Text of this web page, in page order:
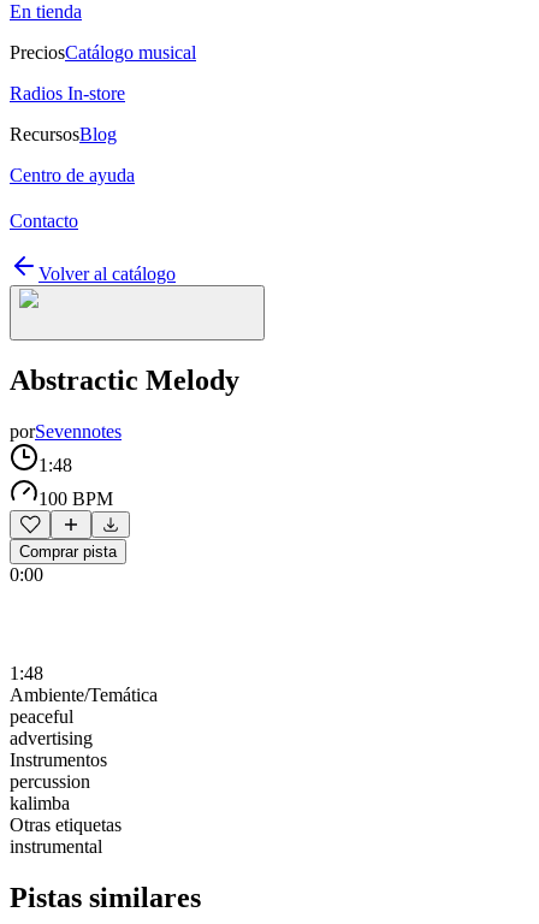
En tienda
PreciosCatálogo musical
Radios In-store
RecursosBlog
Centro de ayuda
Contacto
Volver al catálogo
Abstractic Melody
porSevennotes
1:48
100 BPM
Comprar pista
0:00
1:48
Ambiente/Temática
peaceful
advertising
Instrumentos
percussion
kalimba
Otras etiquetas
instrumental
Pistas similares